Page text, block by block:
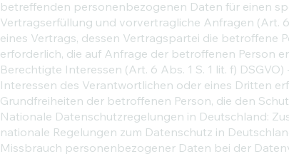
betreffenden personenbezogenen Daten für einen
Vertragserfüllung und vorvertragliche Anfragen (Art.
eines Vertrags, dessen Vertragspartei die betroffene
erforderlich, die auf Anfrage der betroffenen Person
Berechtigte Interessen (Art. 6 Abs. 1 S. 1 lit. f)
Interessen des Verantwortlichen oder eines Dritten
Grundfreiheiten der betroffenen Person, die den
Nationale Datenschutzregelungen in Deutschland:
nationale Regelungen zum Datenschutz in
Missbrauch personenbezogener Daten bei der